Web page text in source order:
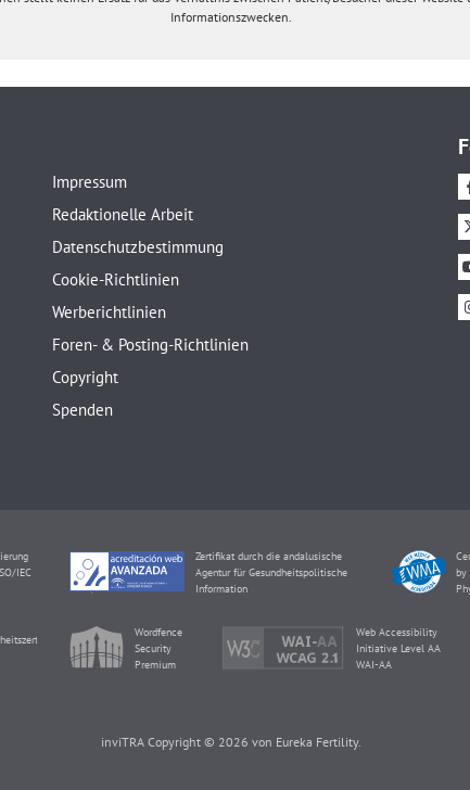
Informationszwecken.
Impressum
Redaktionelle Arbeit
Datenschutzbestimmung
Cookie-Richtlinien
Werberichtlinien
Foren- & Posting-Richtlinien
Copyright
Spenden
IEC
Zertifikat durch die andalusische
Agentur für Gesundheitspolitische
Information
by
Wordfence
Security
Premium
Web Accessibility
Initiative Level AA
WAI-AA
inviTRA Copyright © 2026 von Eureka Fertility.